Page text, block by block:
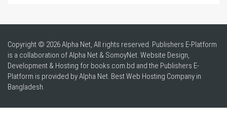
Copyright © 2026 Alpha Net, All rights reserved. Publishers E-Platform
is a collaboration of Alpha Net & SomoyNet. Website Design,
Development & Hosting for books.com.bd and the Publishers E-
Platform is provided by Alpha Net. BestWeb Hosting Company in
Bangladesh.